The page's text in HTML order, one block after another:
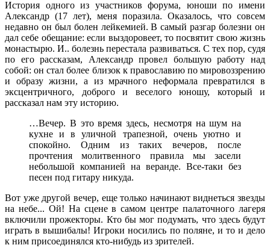
История одного из участников форума, юноши по имени
Александр (17 лет), меня поразила. Оказалось, что совсем
недавно он был болен лейкемией. В самый разгар болезни он
дал себе обещание: если выздоровеет, то посвятит свою жизнь
монастырю. И.. болезнь перестала развиваться. С тех пор, судя
по его рассказам, Александр провел большую работу над
собой: он стал более близок к православию по мировоззрению
и образу жизни, а из мрачного неформала превратился в
эксцентричного, доброго и веселого юношу, который и
рассказал нам эту историю.
…Вечер. В это время здесь, несмотря на шум на
кухне и в уличной трапезной, очень уютно и
спокойно. Одним из таких вечеров, после
прочтения молитвенного правила мы засели
небольшой компанией на веранде. Все-таки без
песен под гитару никуда.
Вот уже другой вечер, еще только начинают виднеться звезды
на небе... Ой! На сцене в самом центре палаточного лагеря
включили прожекторы. Кто бы мог подумать, что здесь будут
играть в вышибалы! Игроки носились по поляне, и то и дело
к ним присоединялся кто-нибудь из зрителей.